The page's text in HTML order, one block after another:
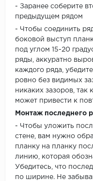
- Заранее соберите
предыдущем рядом
- Чтобы соединить
боковой выступ
под углом 15-20
ряды, аккуратно
каждого ряда,
ровно без видимых
никаких зазоров,
может привести к
Монтаж последнего
- Чтобы уложить
стене, вам нужно
планку на планку
линию, которая
Убедитесь, что
по ширине. Не